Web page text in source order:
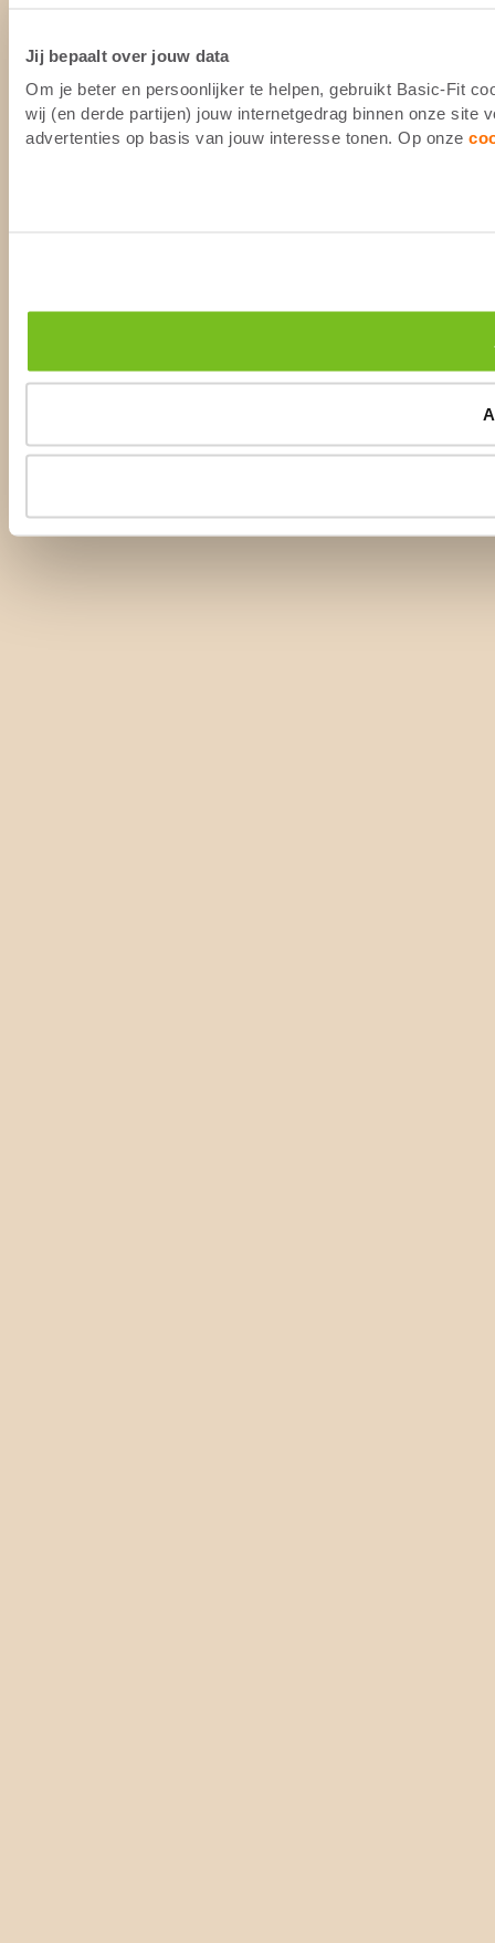
Jij bepaalt over jouw data
Om je beter en persoonlijker te helpen, gebruikt Basic-Fit
wij (en derde partijen) jouw internetgedrag binnen onze site
advertenties op basis van jouw interesse tonen. Op onze